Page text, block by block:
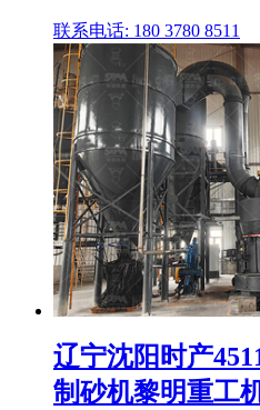
联系电话: 180 3780 8511
辽宁沈阳时产
制砂机黎明重工